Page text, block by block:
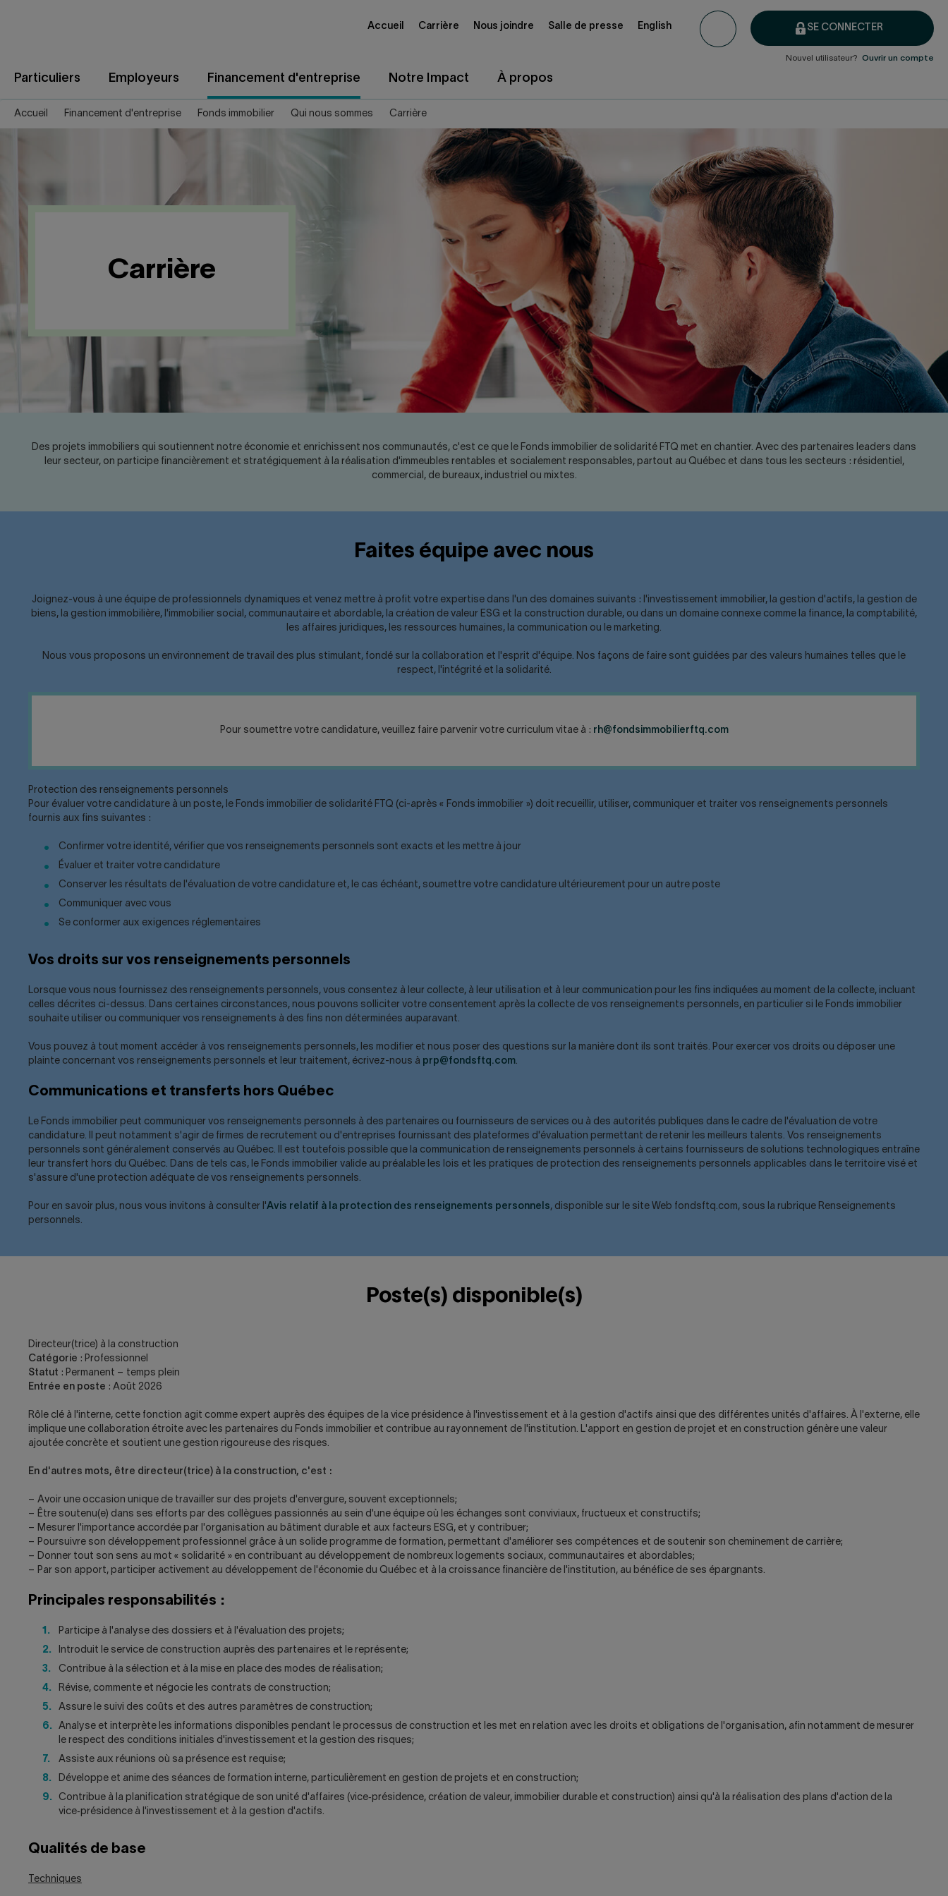
SE CONNECTER
Particuliers Employeurs Financement d'entreprise Notre Impact À propos
Nouvel utilisateur? Ouvrir un compte
Accueil Carrière Nous joindre Salle de presse English
Accueil Financement d'entreprise Fonds immobilier Qui nous sommes Carrière
Carrière
Des projets immobiliers qui soutiennent notre économie et enrichissent nos communautés, c'est ce que le Fonds immobilier de solidarité FTQ met en chantier. Avec des partenaires leaders dans
leur secteur, on participe financièrement et stratégiquement à la réalisation d'immeubles rentables et socialement responsables, partout au Québec et dans tous les secteurs : résidentiel,
commercial, de bureaux, industriel ou mixtes.
Faites équipe avec nous
Joignez-vous à une équipe de professionnels dynamiques et venez mettre à profit votre expertise dans l'un des domaines suivants : l'investissement immobilier, la gestion d'actifs, la gestion de
biens, la gestion immobilière, l'immobilier social, communautaire et abordable, la création de valeur ESG et la construction durable, ou dans un domaine connexe comme la finance, la comptabilité,
les affaires juridiques, les ressources humaines, la communication ou le marketing.
Nous vous proposons un environnement de travail des plus stimulant, fondé sur la collaboration et l'esprit d'équipe. Nos façons de faire sont guidées par des valeurs humaines telles que le
respect, l'intégrité et la solidarité.
Pour soumettre votre candidature, veuillez faire parvenir votre curriculum vitae à : rh@fondsimmobilierftq.com
Protection des renseignements personnels
Pour évaluer votre candidature à un poste, le Fonds immobilier de solidarité FTQ (ci-après « Fonds immobilier ») doit recueillir, utiliser, communiquer et traiter vos renseignements personnels
fournis aux fins suivantes :
Confirmer votre identité, vérifier que vos renseignements personnels sont exacts et les mettre à jour
Évaluer et traiter votre candidature
Conserver les résultats de l'évaluation de votre candidature et, le cas échéant, soumettre votre candidature ultérieurement pour un autre poste
Communiquer avec vous
Se conformer aux exigences réglementaires
Vos droits sur vos renseignements personnels
Lorsque vous nous fournissez des renseignements personnels, vous consentez à leur collecte, à leur utilisation et à leur communication pour les fins indiquées au moment de la collecte, incluant
celles décrites ci-dessus. Dans certaines circonstances, nous pouvons solliciter votre consentement après la collecte de vos renseignements personnels, en particulier si le Fonds immobilier
souhaite utiliser ou communiquer vos renseignements à des fins non déterminées auparavant.
Vous pouvez à tout moment accéder à vos renseignements personnels, les modifier et nous poser des questions sur la manière dont ils sont traités. Pour exercer vos droits ou déposer une
plainte concernant vos renseignements personnels et leur traitement, écrivez-nous à prp@fondsftq.com.
Communications et transferts hors Québec
Le Fonds immobilier peut communiquer vos renseignements personnels à des partenaires ou fournisseurs de services ou à des autorités publiques dans le cadre de l'évaluation de votre
candidature. Il peut notamment s'agir de firmes de recrutement ou d'entreprises fournissant des plateformes d'évaluation permettant de retenir les meilleurs talents. Vos renseignements
personnels sont généralement conservés au Québec. Il est toutefois possible que la communication de renseignements personnels à certains fournisseurs de solutions technologiques entraîne
leur transfert hors du Québec. Dans de tels cas, le Fonds immobilier valide au préalable les lois et les pratiques de protection des renseignements personnels applicables dans le territoire visé et
s'assure d'une protection adéquate de vos renseignements personnels.
Pour en savoir plus, nous vous invitons à consulter l'Avis relatif à la protection des renseignements personnels, disponible sur le site Web fondsftq.com, sous la rubrique Renseignements
personnels.
Poste(s) disponible(s)
Directeur(trice) à la construction
Catégorie : Professionnel
Statut : Permanent – temps plein
Entrée en poste : Août 2026
Rôle clé à l'interne, cette fonction agit comme expert auprès des équipes de la vice présidence à l'investissement et à la gestion d'actifs ainsi que des différentes unités d'affaires. À l'externe, elle
implique une collaboration étroite avec les partenaires du Fonds immobilier et contribue au rayonnement de l'institution. L'apport en gestion de projet et en construction génère une valeur
ajoutée concrète et soutient une gestion rigoureuse des risques.
En d'autres mots, être directeur(trice) à la construction, c'est :
– Avoir une occasion unique de travailler sur des projets d'envergure, souvent exceptionnels;
– Être soutenu(e) dans ses efforts par des collègues passionnés au sein d'une équipe où les échanges sont conviviaux, fructueux et constructifs;
– Mesurer l'importance accordée par l'organisation au bâtiment durable et aux facteurs ESG, et y contribuer;
– Poursuivre son développement professionnel grâce à un solide programme de formation, permettant d'améliorer ses compétences et de soutenir son cheminement de carrière;
– Donner tout son sens au mot « solidarité » en contribuant au développement de nombreux logements sociaux, communautaires et abordables;
– Par son apport, participer activement au développement de l'économie du Québec et à la croissance financière de l'institution, au bénéfice de ses épargnants.
Principales responsabilités :
Participe à l'analyse des dossiers et à l'évaluation des projets;
Introduit le service de construction auprès des partenaires et le représente;
Contribue à la sélection et à la mise en place des modes de réalisation;
Révise, commente et négocie les contrats de construction;
Assure le suivi des coûts et des autres paramètres de construction;
Analyse et interprète les informations disponibles pendant le processus de construction et les met en relation avec les droits et obligations de l'organisation, afin notamment de mesurer
le respect des conditions initiales d'investissement et la gestion des risques;
Assiste aux réunions où sa présence est requise;
Développe et anime des séances de formation interne, particulièrement en gestion de projets et en construction;
Contribue à la planification stratégique de son unité d'affaires (vice‑présidence, création de valeur, immobilier durable et construction) ainsi qu'à la réalisation des plans d'action de la
vice‑présidence à l'investissement et à la gestion d'actifs.
Qualités de base
Techniques